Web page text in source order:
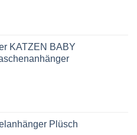
KATZEN BABY
Plüsch